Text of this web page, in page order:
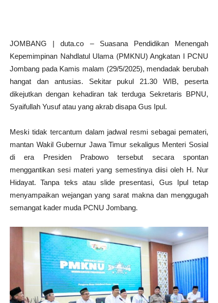
JOMBANG | duta.co – Suasana Pendidikan Menengah
Kepemimpinan Nahdlatul Ulama (PMKNU) Angkatan I PCNU
Jombang pada Kamis malam (29/5/2025), mendadak berubah
hangat dan antusias. Sekitar pukul 21.30 WIB, peserta
dikejutkan dengan kehadiran tak terduga Sekretaris BPNU,
Syaifullah Yusuf atau yang akrab disapa Gus Ipul.
Meski tidak tercantum dalam jadwal resmi sebagai pemateri,
mantan Wakil Gubernur Jawa Timur sekaligus Menteri Sosial
di era Presiden Prabowo tersebut secara spontan
menggantikan sesi materi yang semestinya diisi oleh H. Nur
Hidayat. Tanpa teks atau slide presentasi, Gus Ipul tetap
menyampaikan wejangan yang sarat makna dan menggugah
semangat kader muda PCNU Jombang.